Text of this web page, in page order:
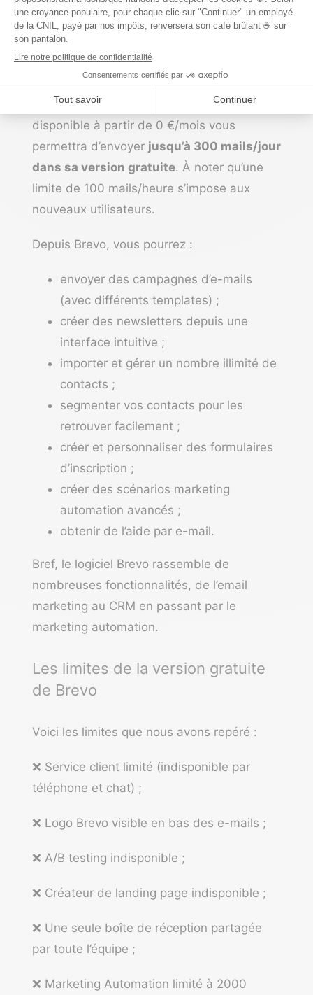
fait partie de notre
sélection des
meilleurs CRM français
. Cet outil CRM
disponible à partir de 0 €/mois vous
permettra d’envoyer jusqu’à 300 mails/jour
dans sa version gratuite. À noter qu’une
limite de 100 mails/heure s’impose aux
nouveaux utilisateurs.
Depuis Brevo, vous pourrez :
envoyer des campagnes d’e-mails
(avec différents templates) ;
créer des newsletters depuis une
interface intuitive ;
importer et gérer un nombre illimité de
contacts ;
segmenter vos contacts pour les
retrouver facilement ;
créer et personnaliser des formulaires
d’inscription ;
créer des scénarios marketing
automation avancés ;
obtenir de l’aide par e-mail.
Bref, le logiciel Brevo rassemble de
nombreuses fonctionnalités, de l’email
marketing au CRM en passant par le
marketing automation.
Les limites de la version gratuite
de Brevo
Voici les limites que nous avons repéré :
❌ Service client limité (indisponible par
téléphone et chat) ;
❌ Logo Brevo visible en bas des e-mails ;
❌ A/B testing indisponible ;
❌ Créateur de landing page indisponible ;
❌ Une seule boîte de réception partagée
par toute l’équipe ;
❌ Marketing Automation limité à 2000